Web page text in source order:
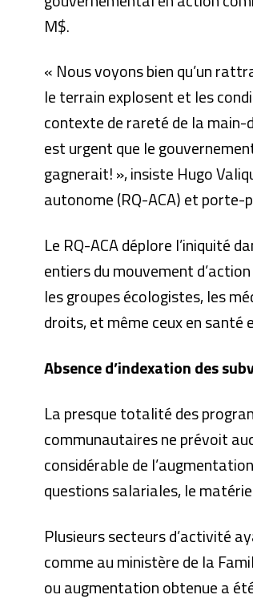
M$.
« Nous voyons bien qu’un
le terrain explosent et les
contexte de rareté de la main-
est urgent que le
gagnerait! », insiste Hugo
autonome (RQ-ACA) et porte-
Le RQ-ACA déplore l’iniquité
entiers du mouvement
les groupes écologistes, les
droits, et même ceux en santé
Absence d’indexation des
La presque totalité des
communautaires ne prévoit
considérable de
questions salariales, le
Plusieurs secteurs d’activité
comme au ministère de la
ou augmentation obtenue a